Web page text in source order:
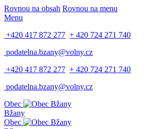
Rovnou na obsah Rovnou na menu
Menu
+420 417 872 277 + 420 724 271 740
podatelna.bzany@volny.cz
+420 417 872 277 + 420 724 271 740
podatelna.bzany@volny.cz
Obec
Bžany
Obec